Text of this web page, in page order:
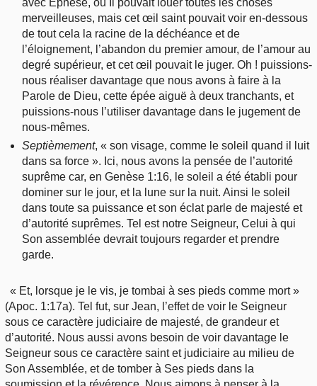
avec Éphèse, où Il pouvait louer toutes les choses
merveilleuses, mais cet œil saint pouvait voir en-dessous
de tout cela la racine de la déchéance et de
l’éloignement, l’abandon du premier amour, de l’amour au
degré supérieur, et cet œil pouvait le juger. Oh ! puissions-
nous réaliser davantage que nous avons à faire à la
Parole de Dieu, cette épée aiguë à deux tranchants, et
puissions-nous l’utiliser davantage dans le jugement de
nous-mêmes.
Septièmement, « son visage, comme le soleil quand il luit
dans sa force ». Ici, nous avons la pensée de l’autorité
suprême car, en Genèse 1:16, le soleil a été établi pour
dominer sur le jour, et la lune sur la nuit. Ainsi le soleil
dans toute sa puissance et son éclat parle de majesté et
d’autorité suprêmes. Tel est notre Seigneur, Celui à qui
Son assemblée devrait toujours regarder et prendre
garde.
« Et, lorsque je le vis, je tombai à ses pieds comme mort »
(Apoc. 1:17a). Tel fut, sur Jean, l’effet de voir le Seigneur
sous ce caractère judiciaire de majesté, de grandeur et
d’autorité. Nous aussi avons besoin de voir davantage le
Seigneur sous ce caractère saint et judiciaire au milieu de
Son Assemblée, et de tomber à Ses pieds dans la